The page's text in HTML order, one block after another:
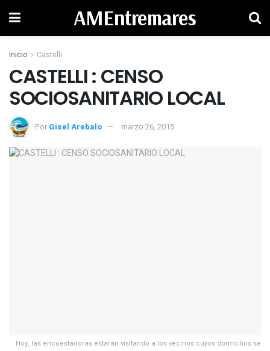
AMEntremares
Inicio Castelli
CASTELLI : CENSO
SOCIOSANITARIO LOCAL‏
Por Gisel Arebalo marzo 26, 2015
Hoy, las encuestadoras estarán visitando a los vecinos cuyos domicilios se